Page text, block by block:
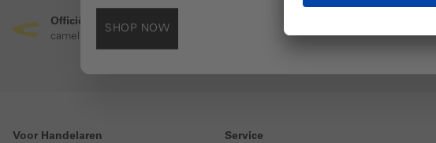
Officiële online winkel
camel active merkwinkel
Veilige SSL-verbinding
Voor Handelaren Service
SHOP NOW